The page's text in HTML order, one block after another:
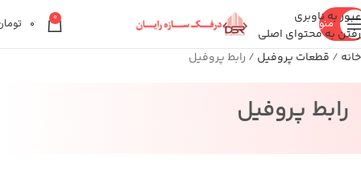
عبور به ناوبری
رفتن به محتوای اصلی
منو 0 ۰
خانه قطعات پروفیل رابط پروفیل
رابط پروفیل